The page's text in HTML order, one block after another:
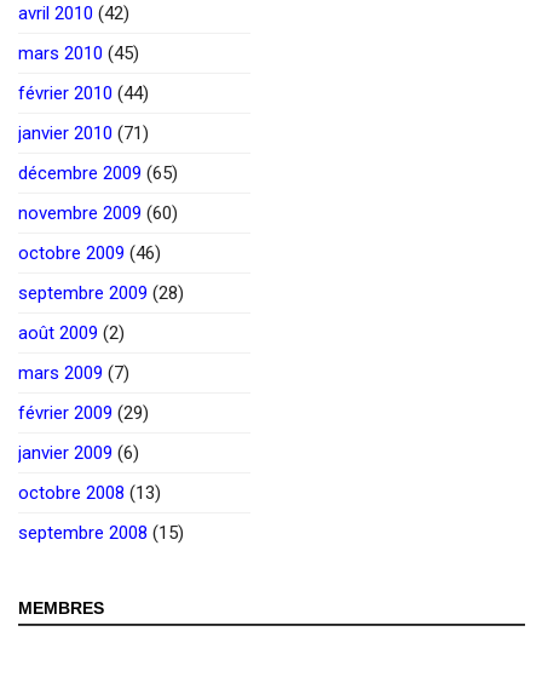
avril 2010 (42)
mars 2010 (45)
février 2010 (44)
janvier 2010 (71)
décembre 2009 (65)
novembre 2009 (60)
octobre 2009 (46)
septembre 2009 (28)
août 2009 (2)
mars 2009 (7)
février 2009 (29)
janvier 2009 (6)
octobre 2008 (13)
septembre 2008 (15)
MEMBRES